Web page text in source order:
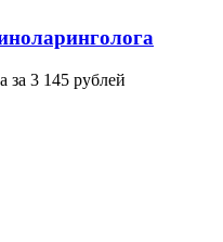
за 3 145 рублей